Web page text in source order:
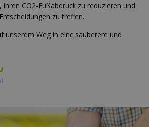
ihren CO2-Fußabdruck zu reduzieren und
zu treffen.
unserem Weg in eine sauberere und